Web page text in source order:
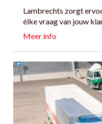
Lambrechts zorgt
élke vraag van jouw
Meer info